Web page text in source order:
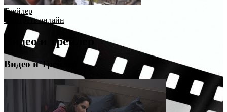
Трейлер
Смотреть онлайн
Видео и трейлер
Видео и Трейлер